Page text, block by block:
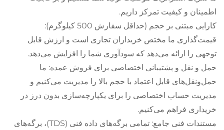
اطمینان و کیفیت تمرکز داریم.
کارایی مبتنی بر حجم (حداقل سفارش 500 کیلوگرم):
قیمت‌گذاری ما مختص خریداران تجاری است و ارزش قابل
توجهی را ارائه می‌دهد که سودآوری شما را افزایش می‌دهد.
حمل و نقل و پشتیبانی اختصاصی برای فروش عمده: ما
حمل‌ونقل‌های قابل اعتماد با حجم بالا را مدیریت می‌کنیم و
مدیریت حساب اختصاصی را برای یکپارچه‌سازی بدون درز در
خریداری فراهم می‌کنیم.
مستندات فنی جامع: تمامی برگه‌های داده فنی (TDS)، برگه‌های